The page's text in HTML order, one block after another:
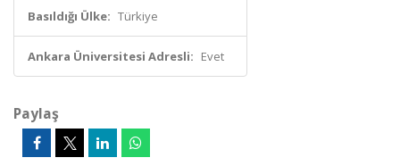
Basıldığı Ülke: Türkiye
Ankara Üniversitesi Adresli: Evet
Paylaş